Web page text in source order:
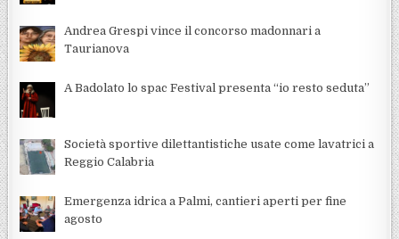
Andrea Grespi vince il concorso madonnari a
Taurianova
A Badolato lo spac Festival presenta “io resto seduta”
Società sportive dilettantistiche usate come lavatrici a
Reggio Calabria
Emergenza idrica a Palmi, cantieri aperti per fine
agosto